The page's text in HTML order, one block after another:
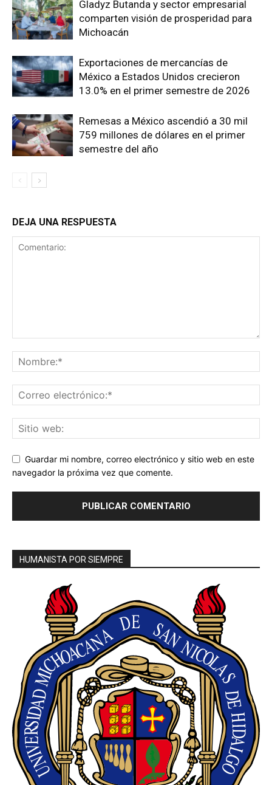
Gladyz Butanda y sector empresarial
comparten visión de prosperidad para
Michoacán
Exportaciones de mercancías de
México a Estados Unidos crecieron
13.0% en el primer semestre de 2026
Remesas a México ascendió a 30 mil
759 millones de dólares en el primer
semestre del año
DEJA UNA RESPUESTA
Guardar mi nombre, correo electrónico y sitio web en este
navegador la próxima vez que comente.
HUMANISTA POR SIEMPRE